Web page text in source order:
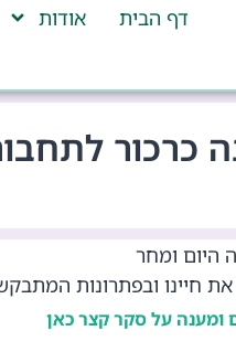
דף הבית אודות
היום ומחר
חיינו ובפתרונות
על סקר קצר כאן